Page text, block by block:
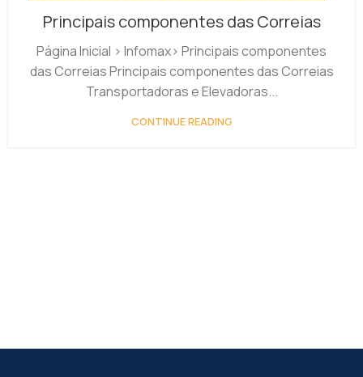
Principais componentes das Correias
Página Inicial > Infomax> Principais componentes
das Correias Principais componentes das Correias
Transportadoras e Elevadoras...
CONTINUE READING